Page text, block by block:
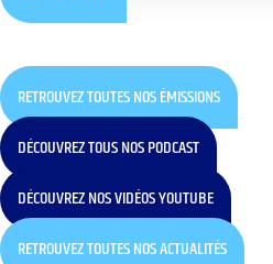
RETROUVEZ TOUTES NOS ÉMISSIONS
DÉCOUVREZ TOUS NOS PODCAST
DÉCOUVREZ NOS VIDÉOS YOUTUBE
RETROUVEZ TOUTES NOS ACTUALITÉS